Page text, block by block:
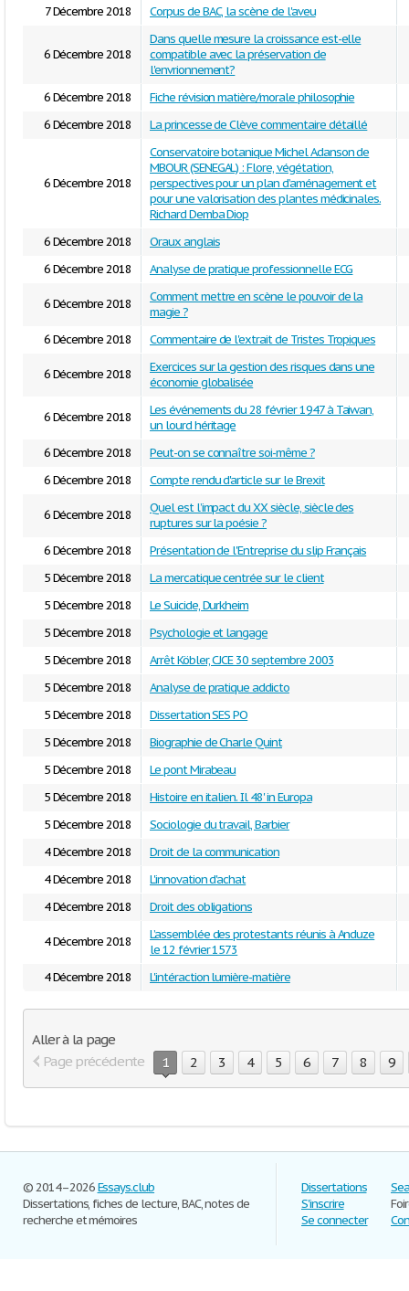
7 Décembre 2018
Corpus de BAC, la scène de l'aveu
6 Décembre 2018
Dans quelle mesure la croissance est-elle
compatible avec la préservation de
l'envrionnement?
6 Décembre 2018
Fiche révision matière/morale philosophie
6 Décembre 2018
La princesse de Clève commentaire détaillé
6 Décembre 2018
Conservatoire botanique Michel Adanson de
MBOUR (SENEGAL) : Flore, végétation,
perspectives pour un plan d’aménagement et
pour une valorisation des plantes médicinales.
Richard Demba Diop
6 Décembre 2018
Oraux anglais
6 Décembre 2018
Analyse de pratique professionnelle ECG
6 Décembre 2018
Comment mettre en scène le pouvoir de la
magie ?
6 Décembre 2018
Commentaire de l'extrait de Tristes Tropiques
6 Décembre 2018
Exercices sur la gestion des risques dans une
économie globalisée
6 Décembre 2018
Les événements du 28 février 1947 à Taiwan,
un lourd héritage
6 Décembre 2018
Peut-on se connaître soi-même ?
6 Décembre 2018
Compte rendu d'article sur le Brexit
6 Décembre 2018
Quel est l’impact du XX siècle, siècle des
ruptures sur la poésie ?
6 Décembre 2018
Présentation de l'Entreprise du slip Français
5 Décembre 2018
La mercatique centrée sur le client
5 Décembre 2018
Le Suicide, Durkheim
5 Décembre 2018
Psychologie et langage
5 Décembre 2018
Arrêt Köbler, CJCE 30 septembre 2003
5 Décembre 2018
Analyse de pratique addicto
5 Décembre 2018
Dissertation SES PO
5 Décembre 2018
Biographie de Charle Quint
5 Décembre 2018
Le pont Mirabeau
5 Décembre 2018
Histoire en italien. Il 48' in Europa
5 Décembre 2018
Sociologie du travail, Barbier
4 Décembre 2018
Droit de la communication
4 Décembre 2018
L'innovation d'achat
4 Décembre 2018
Droit des obligations
4 Décembre 2018
L’assemblée des protestants réunis à Anduze
le 12 février 1573
4 Décembre 2018
L'intéraction lumière-matière
Aller à la page
Page précédente
1 2 3 4 5 6 7 8 9
© 2014–2026Essays.club
Dissertations, fiches de lecture, BAC, notes de
recherche et mémoires
Dissertations
S'inscrire
Se connecter